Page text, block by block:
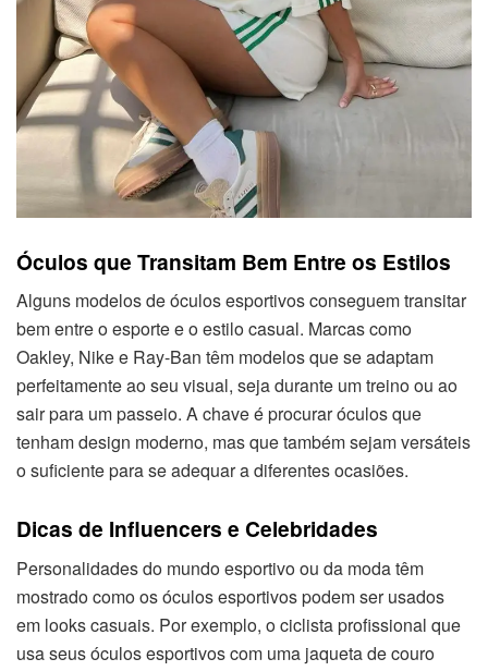
Óculos que Transitam Bem Entre os Estilos
Alguns modelos de óculos esportivos conseguem transitar
bem entre o esporte e o estilo casual. Marcas como
Oakley, Nike e Ray-Ban têm modelos que se adaptam
perfeitamente ao seu visual, seja durante um treino ou ao
sair para um passeio. A chave é procurar óculos que
tenham design moderno, mas que também sejam versáteis
o suficiente para se adequar a diferentes ocasiões.
Dicas de Influencers e Celebridades
Personalidades do mundo esportivo ou da moda têm
mostrado como os óculos esportivos podem ser usados
em looks casuais. Por exemplo, o ciclista profissional que
usa seus óculos esportivos com uma jaqueta de couro